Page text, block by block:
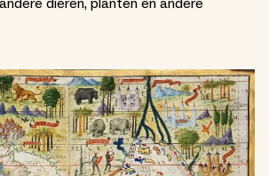
dieren, planten en andere